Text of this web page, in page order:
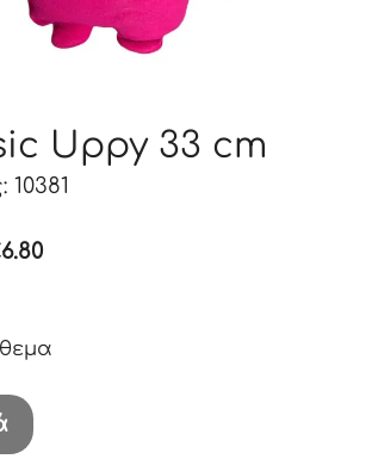
Uppy 33 cm
10381
6.80Η
είναι: